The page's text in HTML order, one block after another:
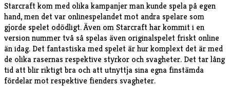
Starcraft kom med olika kampanjer man kunde spela på egen
hand, men det var onlinespelandet mot andra spelare som
gjorde spelet odödligt. Även om Starcraft har kommit i en
version nummer två så spelas även originalspelet friskt online
än idag. Det fantastiska med spelet är hur komplext det är med
de olika rasernas respektive styrkor och svagheter. Det tar lång
tid att blir riktigt bra och att utnyttja sina egna finstämda
fördelar mot respektive fienders svagheter.